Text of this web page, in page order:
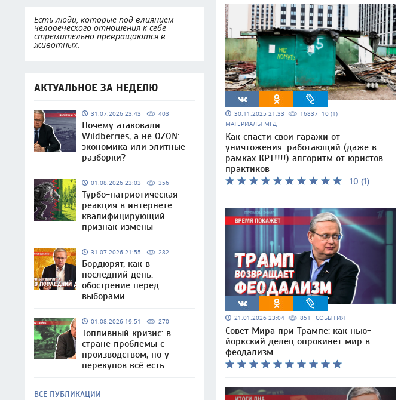
Есть люди, которые под влиянием
человеческого отношения к себе
стремительно превращаются в
животных.
АКТУАЛЬНОЕ ЗА НЕДЕЛЮ
31.07.2026 23:43 403
Почему атаковали
Wildberries, а не OZON:
экономика или элитные
разборки?
01.08.2026 23:03 356
Турбо-патриотическая
реакция в интернете:
квалифицирующий
признак измены
31.07.2026 21:55 282
Бордюрят, как в
последний день:
обострение перед
выборами
01.08.2026 19:51 270
Топливный кризис: в
стране проблемы с
производством, но у
перекупов всё есть
ВСЕ ПУБЛИКАЦИИ
30.11.2025 21:33 16837 10 (1)
МАТЕРИАЛЫ МГД
Как спасти свои гаражи от
уничтожения: работающий (даже в
рамках КРТ!!!!) алгоритм от юристов-
практиков
10 (1)
21.01.2026 23:04 851 СОБЫТИЯ
Совет Мира при Трампе: как нью-
йоркский делец опрокинет мир в
феодализм